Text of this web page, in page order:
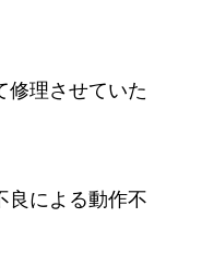
修理させていた
による動作不